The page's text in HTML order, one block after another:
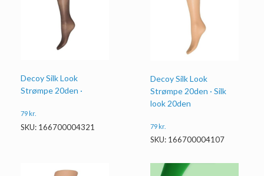
Decoy Silk Look
Strømpe 20den ·
79 kr.
SKU: 166700004321
Decoy Silk Look
Strømpe 20den · Silk
look 20den
79kr.
SKU: 166700004107